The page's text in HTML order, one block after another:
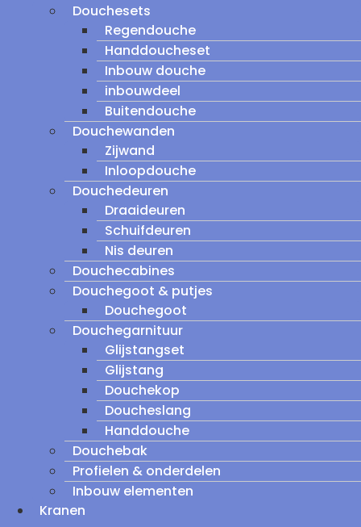
Douchesets
Regendouche
Handdoucheset
Inbouw douche
inbouwdeel
Buitendouche
Douchewanden
Zijwand
Inloopdouche
Douchedeuren
Draaideuren
Schuifdeuren
Nis deuren
Douchecabines
Douchegoot & putjes
Douchegoot
Douchegarnituur
Glijstangset
Glijstang
Douchekop
Doucheslang
Handdouche
Douchebak
Profielen & onderdelen
Inbouw elementen
Kranen